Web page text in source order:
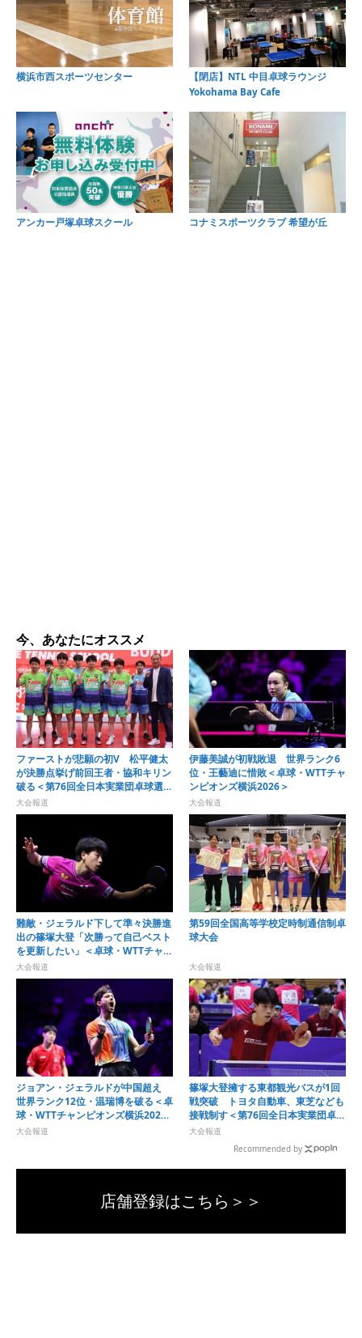
横浜市西スポーツセンター
【閉店】NTL 中目卓球ラウンジ
Yokohama Bay Cafe
アンカー戸塚卓球スクール コナミスポーツクラブ 希望が丘
今、あなたにオススメ
ファーストが悲願の初V 松平健太
が決勝点挙げ前回王者・協和キリン
破る＜第76回全日本実業団卓球選手
権大会＞
大会報道
伊藤美誠が初戦敗退 世界ランク6
位・王藝迪に惜敗＜卓球・WTTチャ
ンピオンズ横浜2026＞
大会報道
難敵・ジェラルド下して準々決勝進
出の篠塚大登「次勝って自己ベスト
を更新したい」＜卓球・WTTチャン
ピオンズ横浜2026＞
大会報道
第59回全国高等学校定時制通信制卓
球大会
大会報道
ジョアン・ジェラルドが中国超え
世界ランク12位・温瑞博を破る＜卓
球・WTTチャンピオンズ横浜2026
＞
大会報道
篠塚大登擁する東都観光バスが1回
戦突破 トヨタ自動車、東芝なども
接戦制す＜第76回全日本実業団卓球
選手権大会＞
大会報道
Recommended by
店舗登録はこちら＞＞